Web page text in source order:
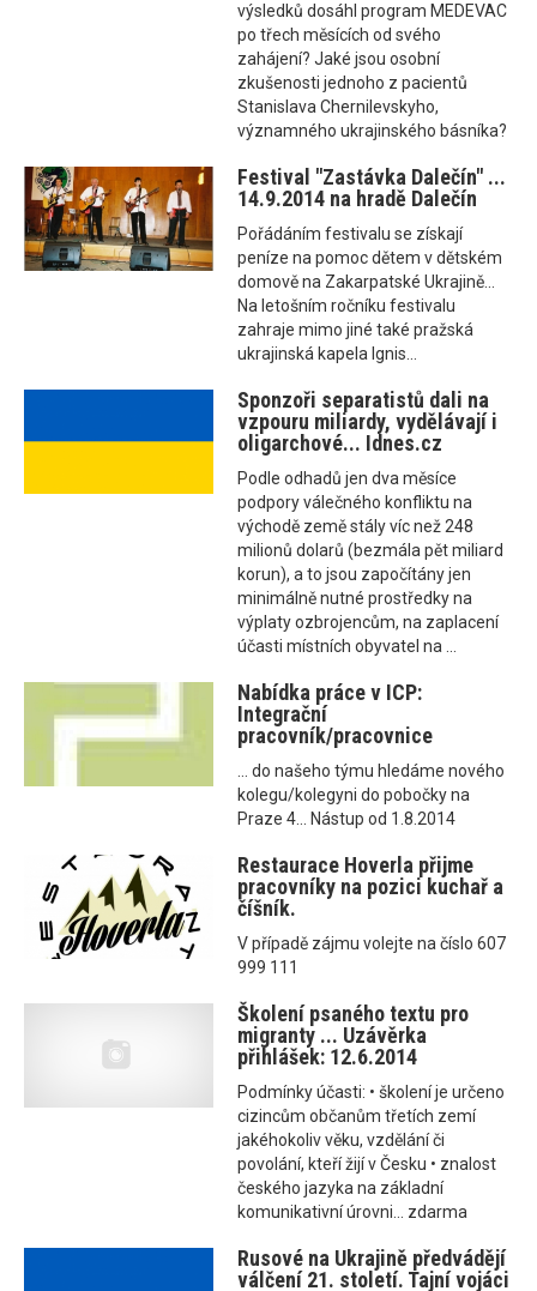
výsledků dosáhl program MEDEVAC
po třech měsících od svého
zahájení? Jaké jsou osobní
zkušenosti jednoho z pacientů
Stanislava Chernilevskyho,
významného ukrajinského básníka?
Festival "Zastávka Dalečín" ...
14.9.2014 na hradě Dalečín
Pořádáním festivalu se získají
peníze na pomoc dětem v dětském
domově na Zakarpatské Ukrajině...
Na letošním ročníku festivalu
zahraje mimo jiné také pražská
ukrajinská kapela Ignis...
Sponzoři separatistů dali na
vzpouru miliardy, vydělávají i
oligarchové... Idnes.cz
Podle odhadů jen dva měsíce
podpory válečného konfliktu na
východě země stály víc než 248
milionů dolarů (bezmála pět miliard
korun), a to jsou započítány jen
minimálně nutné prostředky na
výplaty ozbrojencům, na zaplacení
účasti místních obyvatel na ...
Nabídka práce v ICP:
Integrační
pracovník/pracovnice
... do našeho týmu hledáme nového
kolegu/kolegyni do pobočky na
Praze 4... Nástup od 1.8.2014
Restaurace Hoverla přijme
pracovníky na pozici kuchař a
číšník.
V případě zájmu volejte na číslo 607
999 111
Školení psaného textu pro
migranty ... Uzávěrka
přihlášek: 12.6.2014
Podmínky účasti: • školení je určeno
cizincům občanům třetích zemí
jakéhokoliv věku, vzdělání či
povolání, kteří žijí v Česku • znalost
českého jazyka na základní
komunikativní úrovni... zdarma
Rusové na Ukrajině předvádějí
válčení 21. století. Tajní vojáci